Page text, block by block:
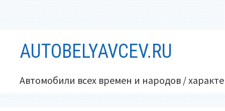
содержимомуAUTOBELYAVCEV.RU
Автомобили всех времен и народов /